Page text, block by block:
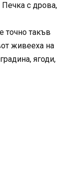
Печка с дрова,
точно такъв
живееха на
ягоди,